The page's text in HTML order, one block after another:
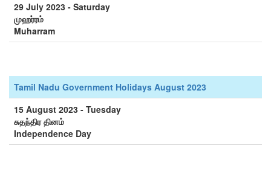
29 July 2023 - Saturday
முஹர்ரம்
Muharram
Tamil Nadu Government Holidays August 2023
15 August 2023 - Tuesday
சுதந்திர தினம்
Independence Day